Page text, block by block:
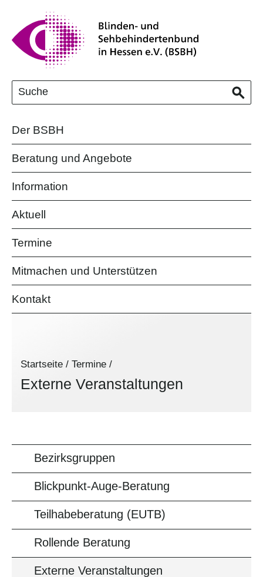
Der BSBH
Beratung und Angebote
Information
Aktuell
Termine
Mitmachen und Unterstützen
Kontakt
Startseite / Termine /
Externe Veranstaltungen
Bezirksgruppen
Blickpunkt-Auge-Beratung
Teilhabeberatung (EUTB)
Rollende Beratung
Externe Veranstaltungen